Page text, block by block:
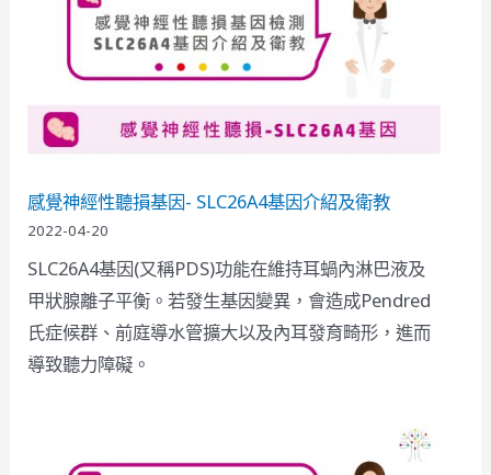
感覺神經性聽損基因- SLC26A4基因介紹及衛教
2022-04-20
SLC26A4基因(又稱PDS)功能在維持耳蝸內淋巴液及
甲狀腺離子平衡。若發生基因變異，會造成Pendred
氏症候群、前庭導水管擴大以及內耳發育畸形，進而
導致聽力障礙。